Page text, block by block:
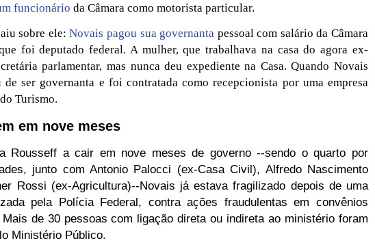
funcionário da Câmara como motorista particular.
sobre ele:Novais pagou sua governanta pessoal com salário da Câmara
foi deputado federal. A mulher, que trabalhava na casa do agora ex-
parlamentar, mas nunca deu expediente na Casa. Quando Novais
ser governanta e foi contratada como recepcionista por uma empresa
Turismo.
em nove meses
Rousseff a cair em nove meses de governo --sendo o quarto por
junto com Antonio Palocci (ex-Casa Civil), Alfredo Nascimento
Rossi (ex-Agricultura)--Novais já estava fragilizado depois de uma
pela Polícia Federal, contra ações fraudulentas em convênios
de 30 pessoas com ligação direta ou indireta ao ministério foram
Ministério Público.